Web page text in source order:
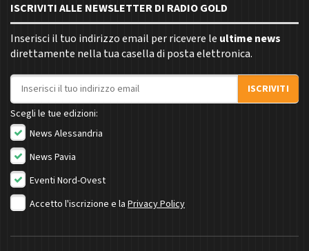
ISCRIVITI ALLE NEWSLETTER DI RADIO GOLD
Inserisci il tuo indirizzo email per ricevere le ultime news
direttamente nella tua casella di posta elettronica.
Indirizzo email
ISCRIVITI
Scegli le tue edizioni:
News Alessandria
News Pavia
Eventi Nord-Ovest
Accetto l'iscrizione e la Privacy Policy